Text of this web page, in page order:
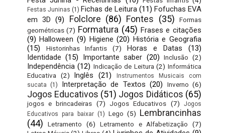
Festas Juninas (1) Fichas de Leitura (11) Fofuchas EVA
em 3D (9) Folclore (86) Fontes (35)
Formas
geométricas (7) Formatura (45) Frases e citações
(9) Halloween (9) Higiene (20) História e Geografia
(15)
Historinhas Infantis (7) Horas e Datas
(13)
Identidade (15) Importante saber (20) Inclusão (2)
Independência (12) Indicação de Leitura (2) Informática
Educativa
(2) Inglês (21)
Instrumentos Musicais com
sucata
(1) Interpretação de Textos (20) Inverno (6)
Jogos Educativos (51) Jogos Didáticos (65)
jogos e brincadeiras (7) Jogos Educativos (7)
Jogos
Educativos para baixar (1) Lego (5) Lembrancinhas
(44)
Letramento (6) Letramento e Alfabetização
(7)